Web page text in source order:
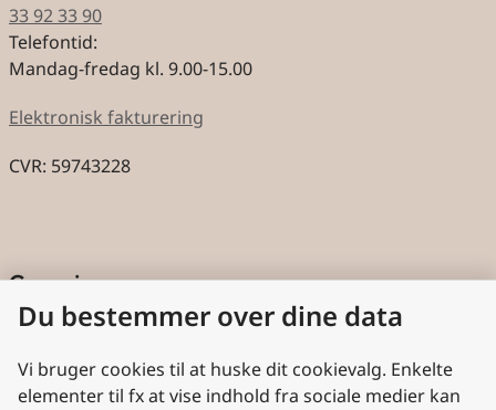
33 92 33 90
Telefontid:
Mandag-fredag kl. 9.00-15.00
Elektronisk fakturering
CVR: 59743228
Genveje
Cookies
Aktindsigt
Persondatabeskyttelse
Du bestemmer over dine data
Vi bruger cookies til at huske dit cookievalg. Enkelte
elementer til fx at vise indhold fra sociale medier kan